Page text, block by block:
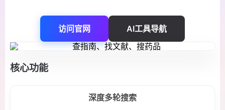
访问官网 AI工具导航
核心功能
深度多轮搜索